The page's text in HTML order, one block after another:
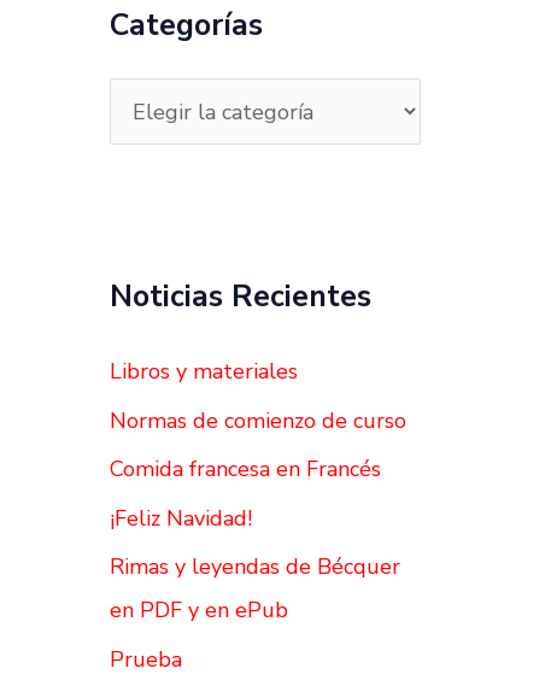
a
o
Categorías
Noticias Recientes
Libros y materiales
Normas de comienzo de curso
Comida francesa en Francés
¡Feliz Navidad!
Rimas y leyendas de Bécquer
en PDF y en ePub
Prueba